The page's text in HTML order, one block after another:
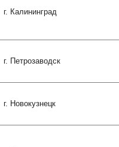
г. Калининград
г. Петрозаводск
г. Новокузнецк